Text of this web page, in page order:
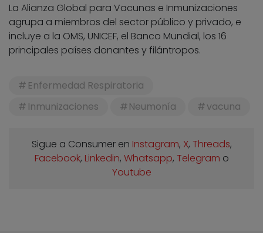
La Alianza Global para Vacunas e Inmunizaciones
agrupa a miembros del sector público y privado, e
incluye a la OMS, UNICEF, el Banco Mundial, los 16
principales países donantes y filántropos.
Enfermedad Respiratoria
Inmunizaciones
Neumonía vacuna
Sigue a Consumer en Instagram, X, Threads,
Facebook, Linkedin, Whatsapp, Telegram o
Youtube